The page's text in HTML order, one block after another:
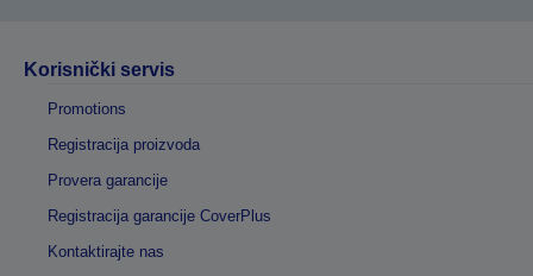
Korisnički servis
Promotions
Registracija proizvoda
Provera garancije
Registracija garancije CoverPlus
Kontaktirajte nas